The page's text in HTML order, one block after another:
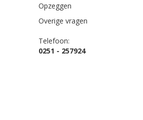
Opzeggen
Overige vragen
Telefoon:
0251 - 257924